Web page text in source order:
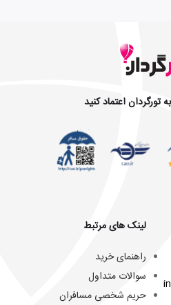
تورگردان اعتماد کنید
لینک های مرتبط
راهنمای خرید
سوالات متداول
حریم شخصی مسافران